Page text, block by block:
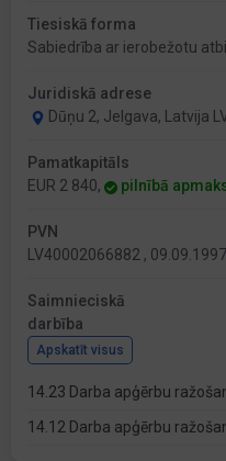
Tiesiskā forma
Sabiedrība ar ierobežotu
Juridiskā adrese
Dūņu 2, Jelgava, Latvija
Pamatkapitāls
EUR 2 840,
pilnībā
PVN
LV40002066882 , 09.09.1997
Saimnieciskā
darbība
Apskatīt visus
14.23 Darba apģērbu
14.12 Darba apģērbu